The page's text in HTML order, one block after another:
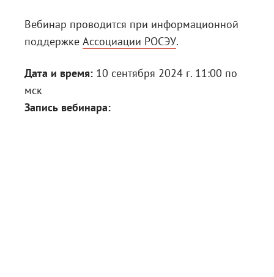
Вебинар проводится при информационной
поддержке Ассоциации РОСЭУ.
Дата и время: 10 сентября 2024 г. 11:00 по
мск
Запись вебинара: